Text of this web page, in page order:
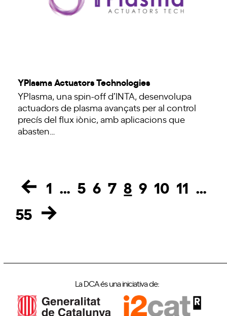
YPlasma Actuators Technologies
YPlasma, una spin-off d’INTA, desenvolupa
actuadors de plasma avançats per al control
precís del flux iònic, amb aplicacions que
abasten…
Page
1 … Page
5 Page
6 Page
7 Page
8 Page
9 Page
10 Page
11 …
Page
55
La DCA és una iniciativa de: